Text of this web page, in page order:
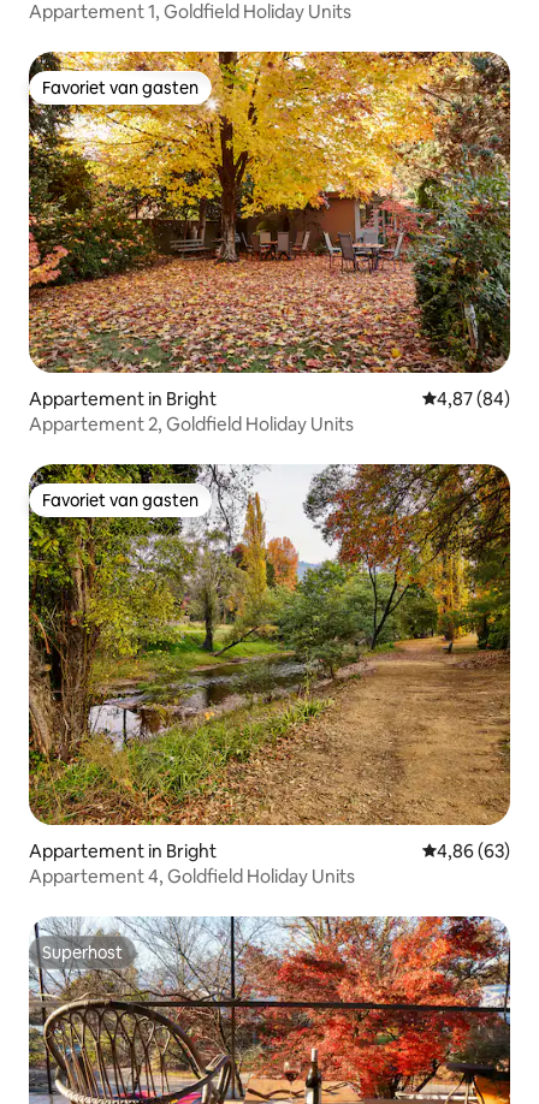
Appartement 1, Goldfield Holiday Units
Favoriet van gasten
Favoriet van gasten
Appartement in Bright Gemiddelde
4,87 (84)
Appartement 2, Goldfield Holiday Units
Favoriet van gasten
Favoriet van gasten
Appartement in Bright Gemiddelde
4,86 (63)
Appartement 4, Goldfield Holiday Units
Superhost
Superhost